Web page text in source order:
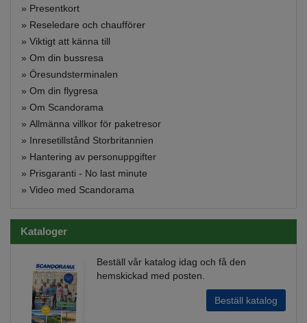
» Presentkort
» Reseledare och chaufförer
» Viktigt att känna till
» Om din bussresa
» Öresundsterminalen
» Om din flygresa
» Om Scandorama
» Allmänna villkor för paketresor
» Inresetillstånd Storbritannien
» Hantering av personuppgifter
» Prisgaranti - No last minute
» Video med Scandorama
Kataloger
Beställ vår katalog idag och få den
hemskickad med posten.
Beställ katalog